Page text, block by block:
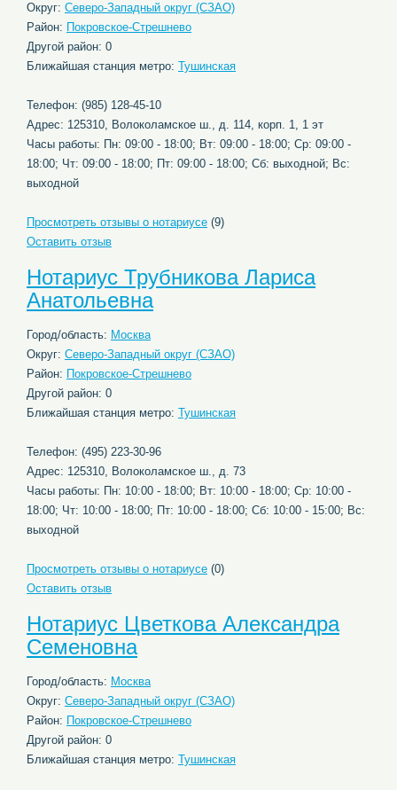
Округ: Северо-Западный округ (СЗАО)
Район: Покровское-Стрешнево
Другой район: 0
Ближайшая станция метро: Тушинская
Телефон: (985) 128-45-10
Адрес: 125310, Волоколамское ш., д. 114, корп. 1, 1 эт
Часы работы: Пн: 09:00 - 18:00; Вт: 09:00 - 18:00; Ср: 09:00 -
18:00; Чт: 09:00 - 18:00; Пт: 09:00 - 18:00; Сб: выходной; Вс:
выходной
Просмотреть отзывы о нотариусе (9)
Оставить отзыв
Нотариус Трубникова Лариса
Анатольевна
Город/область: Москва
Округ: Северо-Западный округ (СЗАО)
Район: Покровское-Стрешнево
Другой район: 0
Ближайшая станция метро: Тушинская
Телефон: (495) 223-30-96
Адрес: 125310, Волоколамское ш., д. 73
Часы работы: Пн: 10:00 - 18:00; Вт: 10:00 - 18:00; Ср: 10:00 -
18:00; Чт: 10:00 - 18:00; Пт: 10:00 - 18:00; Сб: 10:00 - 15:00; Вс:
выходной
Просмотреть отзывы о нотариусе (0)
Оставить отзыв
Нотариус Цветкова Александра
Семеновна
Город/область: Москва
Округ: Северо-Западный округ (СЗАО)
Район: Покровское-Стрешнево
Другой район: 0
Ближайшая станция метро: Тушинская